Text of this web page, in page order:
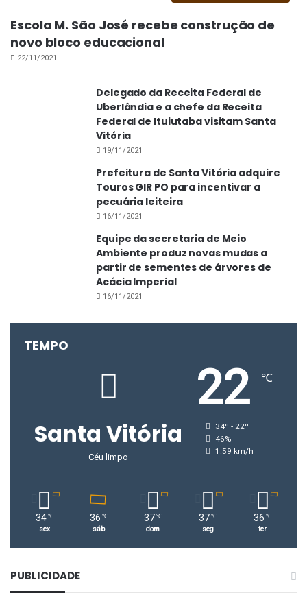
a população passe a assumir essa responsabilidade,
mantendo o trânsito mais seguro”, informa o
coordenador.
18/09, às 7h50 – Escola Municipal São José
19/09, às 7h50 – Escola Municipal Geraldo Ribeiro
20/09, às 9h – Cooperativa de Ensino de Santa Vitória
21/09, às 7h50 – Escola Estadual Prefeito José
Franco de Gouveia
22/09, às 08h30 – Escola Estadual Prof. Dirce Maria
25/09, às 07h50 – Escola Estadual José Paranaíba
Escola M. São José recebe construção de
novo bloco educacional
22/11/2021
Delegado da Receita Federal de
Uberlândia e a chefe da Receita
Federal de Ituiutaba visitam Santa
Vitória
19/11/2021
Prefeitura de Santa Vitória adquire
Touros GIR PO para incentivar a
pecuária leiteira
16/11/2021
Equipe da secretaria de Meio
Ambiente produz novas mudas a
partir de sementes de árvores de
Acácia Imperial
16/11/2021
TEMPO
Santa Vitória
Céu limpo
22 ℃
34º - 22º
46%
1.59 km/h
34 ℃
sex
36 ℃
sáb
37 ℃
dom
37 ℃
seg
36 ℃
ter
PUBLICIDADE